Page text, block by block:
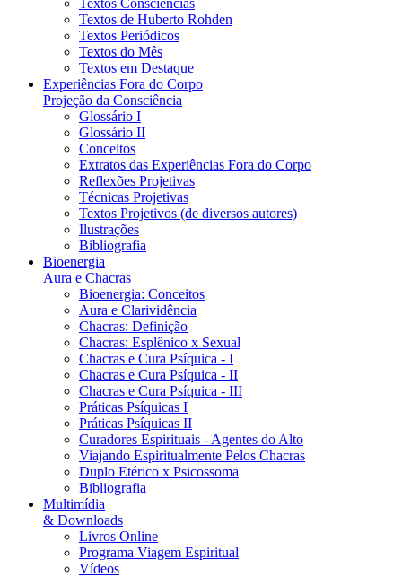
Textos Consciencias
Textos de Huberto Rohden
Textos Periódicos
Textos do Mês
Textos em Destaque
Experiências Fora do Corpo
Projeção da Consciência
Glossário I
Glossário II
Conceitos
Extratos das Experiências Fora do Corpo
Reflexões Projetivas
Técnicas Projetivas
Textos Projetivos (de diversos autores)
Ilustrações
Bibliografia
Bioenergia
Aura e Chacras
Bioenergia: Conceitos
Aura e Clarividência
Chacras: Definição
Chacras: Esplênico x Sexual
Chacras e Cura Psíquica - I
Chacras e Cura Psíquica - II
Chacras e Cura Psíquica - III
Práticas Psíquicas I
Práticas Psíquicas II
Curadores Espirituais - Agentes do Alto
Viajando Espiritualmente Pelos Chacras
Duplo Etérico x Psicossoma
Bibliografia
Multimídia
& Downloads
Livros Online
Programa Viagem Espiritual
Vídeos